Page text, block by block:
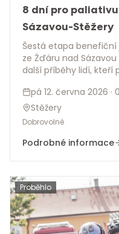
8 dní pro
Sázavou-Stěžery
Šestá etapa
ze Žďáru nad
další příběhy lidí, kteří
pokračuje napříč
upozornil na význam
2 miliony korun pro 8
pá 12. června 2026 ·
Stěžery
Dobrovolné
Podrobné informace
Proběhlo